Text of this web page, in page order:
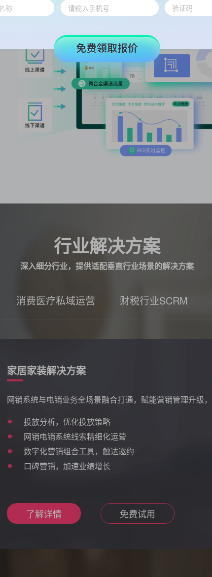
行业解决方案
深入细分行业，提供适配垂直行业场景的解决方案
消费医疗私域运营 财税行业SCRM
家居家装解决方案
网销系统与电销业务全场景融合打通，赋能营销管理升级
投放分析，优化投放策略
网销电销系统线索精细化运营
数字化营销组合工具，触达邀约
口碑营销，加速业绩增长
了解详情 免费试用